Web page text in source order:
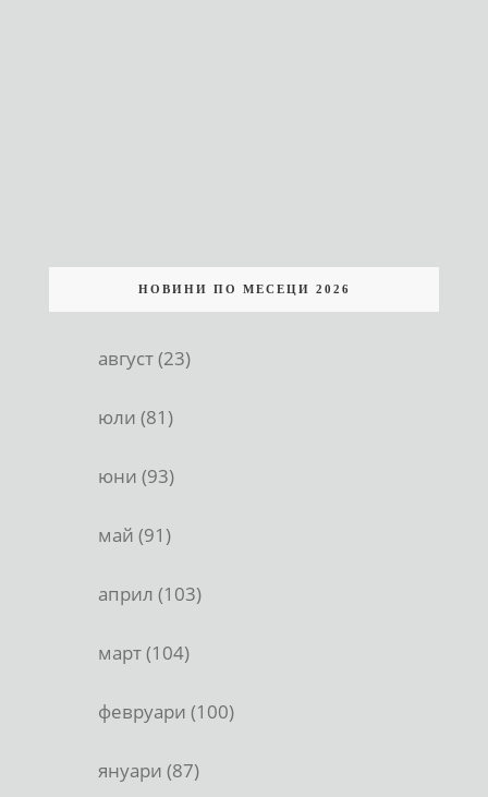
НОВИНИ ПО МЕСЕЦИ 2026
август (23)
юли (81)
юни (93)
май (91)
април (103)
март (104)
февруари (100)
януари (87)